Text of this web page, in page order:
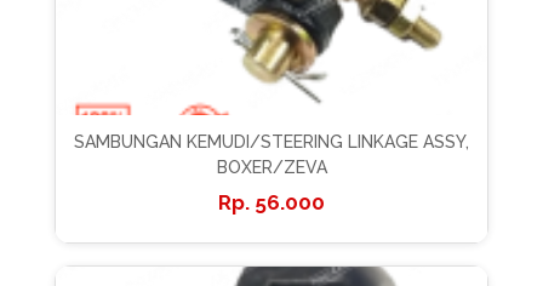
SAMBUNGAN KEMUDI/STEERING LINKAGE ASSY,
BOXER/ZEVA
56.000